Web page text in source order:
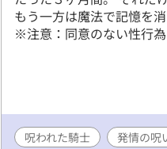
もう一方は魔法で記憶を
※注意：同意のない性行為
呪われた騎士 発情の呪